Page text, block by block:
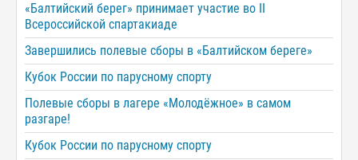
«Балтийский берег» принимает участие во II
Всероссийской спартакиаде
Завершились полевые сборы в «Балтийском береге»
Кубок России по парусному спорту
Полевые сборы в лагере «Молодёжное» в самом
разгаре!
Кубок России по парусному спорту